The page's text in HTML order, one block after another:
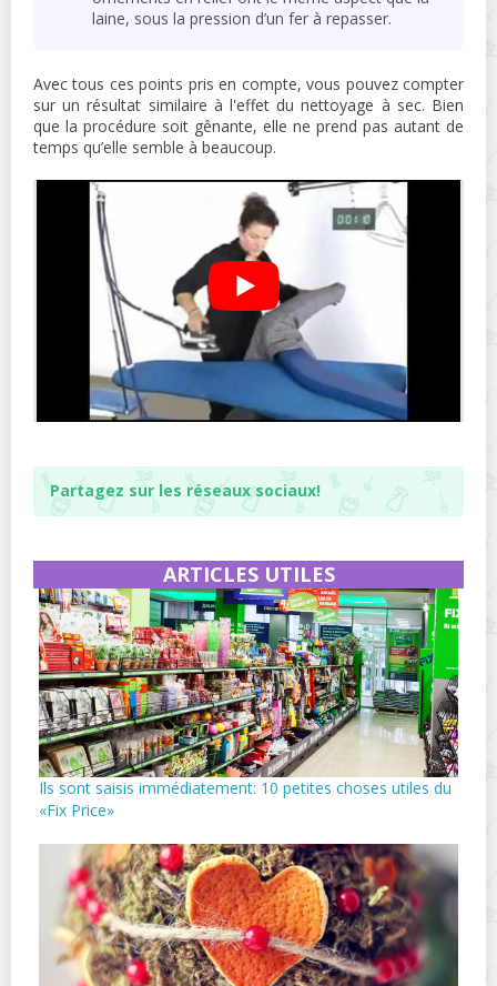
laine, sous la pression d’un fer à repasser.
Avec tous ces points pris en compte, vous pouvez compter
sur un résultat similaire à l'effet du nettoyage à sec. Bien
que la procédure soit gênante, elle ne prend pas autant de
temps qu’elle semble à beaucoup.
Partagez sur les réseaux sociaux!
ARTICLES UTILES
Ils sont saisis immédiatement: 10 petites choses utiles du
«Fix Price»